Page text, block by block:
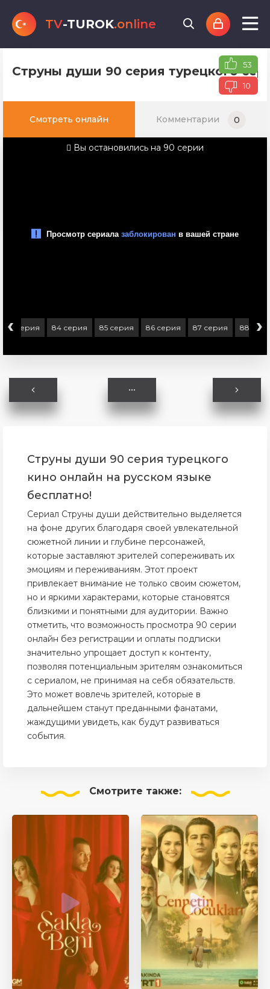
TV-TUROK.online
Струны души 90 серия турецкого 53
10
Смотреть онлайн Комментарии 0
Вы остановились на 90 серии
‹
83 серия 84 серия 85 серия 86 серия 87 серия 88 ›
Струны души 90 серия турецкого
кино онлайн на русском языке
бесплатно!
Сериал Струны души действительно выделяется
на фоне других благодаря своей увлекательной
сюжетной линии и глубине персонажей,
которые заставляют зрителей сопереживать их
эмоциям и переживаниям. Этот проект
привлекает внимание не только своим сюжетом,
но и яркими характерами, которые становятся
близкими и понятными для аудитории. Важно
отметить, что возможность просмотра 90 серии
онлайн без регистрации и оплаты подписки
значительно упрощает доступ к контенту,
позволяя потенциальным зрителям ознакомиться
с сериалом, не принимая на себя обязательств.
Это может вовлечь зрителей, которые в
дальнейшем станут преданными фанатами,
жаждущими увидеть, как будут развиваться
события.
Смотрите также: